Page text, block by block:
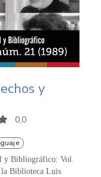
y
0,0
y Bibliográfico: Vol.
Biblioteca Luis